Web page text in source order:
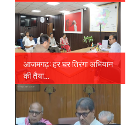
आजमगढ़: हर घर तिरंगा अभियान
की तैया...